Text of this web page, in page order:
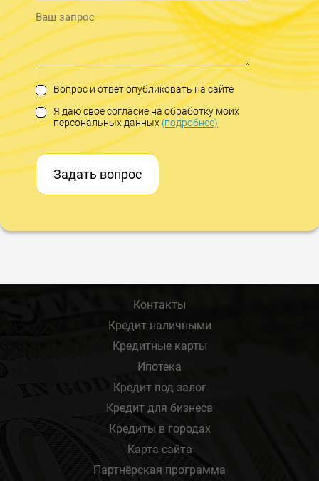
Вопрос и ответ опубликовать на сайте
Я даю свое согласие на обработку моих
персональных данных(подробнее)
Задать вопрос
Контакты
Кредит наличными
Кредитные карты
Ипотека
Кредит под залог
Кредит для бизнеса
Кредиты в городах
Карта сайта
Партнёрская программа